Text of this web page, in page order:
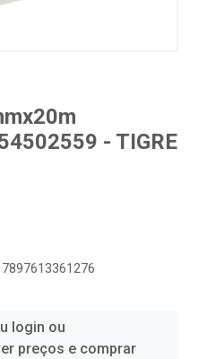
- TIGRE
login ou
preços e comprar